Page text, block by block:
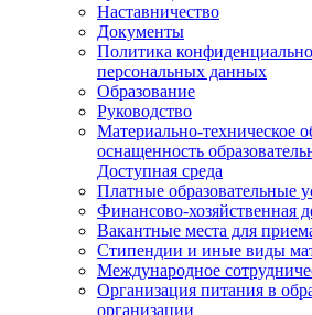
Наставничество
Документы
Политика
персональных данных
Образование
Руководство
Материально-техническое
оснащенность
Доступная среда
Платные образовательные
Финансово-хозяйственная
Вакантные места для
Стипендии и иные виды
Международное
Организация питания в
организации